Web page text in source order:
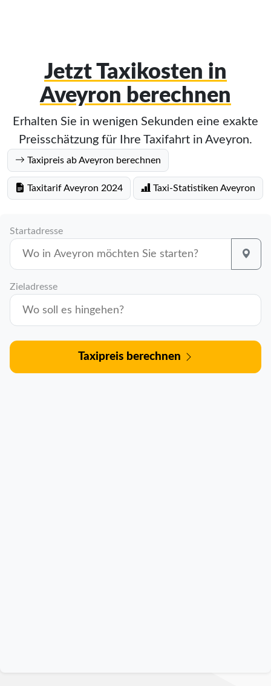
Jetzt Taxikosten in
Aveyron berechnen
Erhalten Sie in wenigen Sekunden eine exakte
Preisschätzung für Ihre Taxifahrt in Aveyron.
Taxipreis ab Aveyron berechnen
Taxitarif Aveyron 2024 Taxi-Statistiken Aveyron
Startadresse
Zieladresse
Taxipreis berechnen